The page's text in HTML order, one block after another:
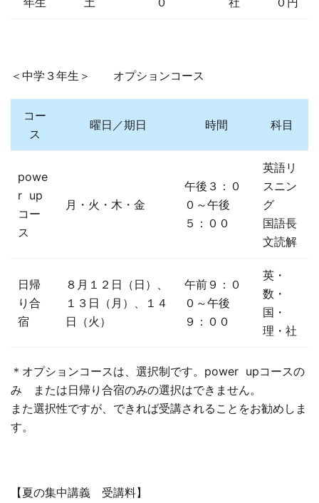
＜中学３年生＞ オプションコース
コー
ス
曜日／期日 時間 科目
powe
r up
コー
ス
月・火・木・金
午後３：０
０～午後
５：００
英語リ
スニン
グ
国語長
文読解
日帰
り合
宿
８月１２日（日）、
１３日（月）、１４
日（火）
午前９：０
０～午後
９：００
英・
数・
国・
理・社
＊オプションコースは、選択制です。power upコースの
み または日帰り合宿のみの選択はできません。
また選択性ですが、できれば受講されることをお勧めしま
す。
【夏の集中講義 受講料】